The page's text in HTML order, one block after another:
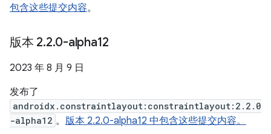
包含这些提交内容。
版本 2.2.0-alpha12
2023 年 8 月 9 日
发布了
androidx.constraintlayout:constraintlayout:2.2.0
-alpha12 。 版本 2.2.0-alpha12 中包含这些提交内容。